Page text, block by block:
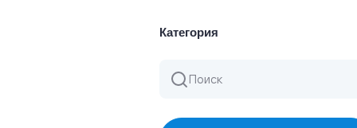
Категория